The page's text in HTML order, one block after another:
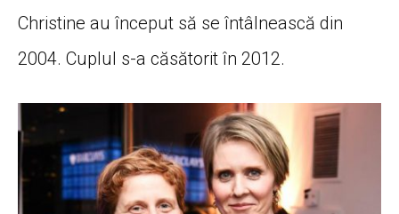
Christine au început să se întâlnească din
2004. Cuplul s-a căsătorit în 2012.